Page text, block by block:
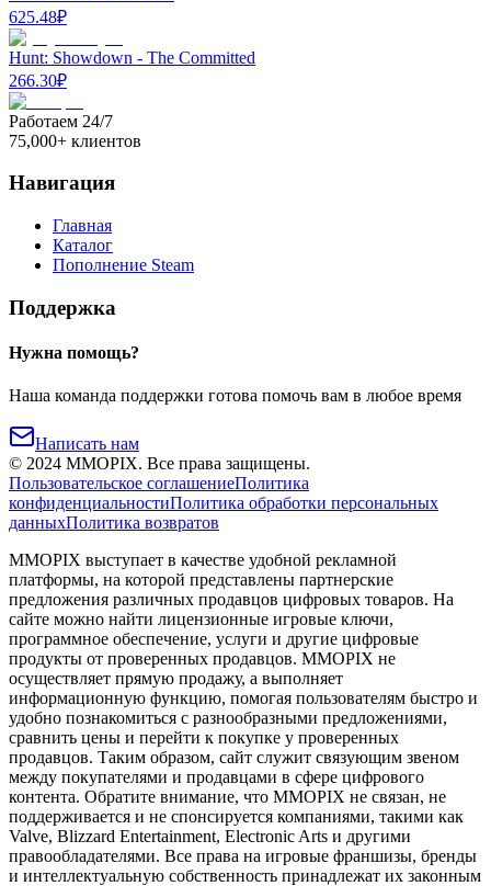
625.48₽
Hunt: Showdown - The Committed
266.30₽
Работаем 24/7
75,000+ клиентов
Навигация
Главная
Каталог
Пополнение Steam
Поддержка
Нужна помощь?
Наша команда поддержки готова помочь вам в любое время
Написать нам
© 2024 MMOPIX. Все права защищены.
Пользовательское соглашениеПолитика
конфиденциальностиПолитика обработки персональных
данныхПолитика возвратов
MMOPIX выступает в качестве удобной рекламной
платформы, на которой представлены партнерские
предложения различных продавцов цифровых товаров. На
сайте можно найти лицензионные игровые ключи,
программное обеспечение, услуги и другие цифровые
продукты от проверенных продавцов. MMOPIX не
осуществляет прямую продажу, а выполняет
информационную функцию, помогая пользователям быстро и
удобно познакомиться с разнообразными предложениями,
сравнить цены и перейти к покупке у проверенных
продавцов. Таким образом, сайт служит связующим звеном
между покупателями и продавцами в сфере цифрового
контента. Обратите внимание, что MMOPIX не связан, не
поддерживается и не спонсируется компаниями, такими как
Valve, Blizzard Entertainment, Electronic Arts и другими
правообладателями. Все права на игровые франшизы, бренды
и интеллектуальную собственность принадлежат их законным